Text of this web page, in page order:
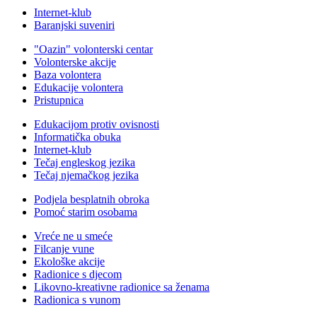
Internet-klub
Baranjski suveniri
"Oazin" volonterski centar
Volonterske akcije
Baza volontera
Edukacije volontera
Pristupnica
Edukacijom protiv ovisnosti
Informatička obuka
Internet-klub
Tečaj engleskog jezika
Tečaj njemačkog jezika
Podjela besplatnih obroka
Pomoć starim osobama
Vreće ne u smeće
Filcanje vune
Ekološke akcije
Radionice s djecom
Likovno-kreativne radionice sa ženama
Radionica s vunom